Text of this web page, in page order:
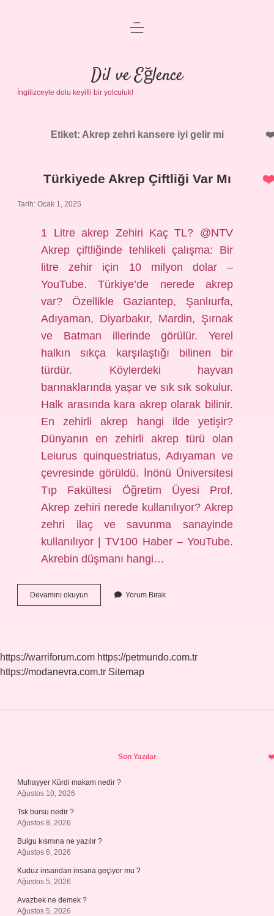
Anasayfa
Gizlilik Politikası
Yasal Uyarı
menüyü
Dil ve Eğlence
İngilizceyle dolu keyifli bir yolculuk!
Etiket: Akrep zehri kansere iyi gelir mi
Türkiyede Akrep Çiftliği Var Mı
Tarih: Ocak 1, 2025
1 Litre akrep Zehiri Kaç TL? @NTV
Akrep çiftliğinde tehlikeli çalışma: Bir
litre zehir için 10 milyon dolar –
YouTube. Türkiye’de nerede akrep
var? Özellikle Gaziantep, Şanlıurfa,
Adıyaman, Diyarbakır, Mardin, Şırnak
ve Batman illerinde görülür. Yerel
halkın sıkça karşılaştığı bilinen bir
türdür. Köylerdeki hayvan
barınaklarında yaşar ve sık sık sokulur.
Halk arasında kara akrep olarak bilinir.
En zehirli akrep hangi ilde yetişir?
Dünyanın en zehirli akrep türü olan
Leiurus quinquestriatus, Adıyaman ve
çevresinde görüldü. İnönü Üniversitesi
Tıp Fakültesi Öğretim Üyesi Prof.
Akrep zehiri nerede kullanılıyor? Akrep
zehri ilaç ve savunma sanayinde
kullanılıyor | TV100 Haber – YouTube.
Akrebin düşmanı hangi…
Devamını okuyun Türkiyede
Akrep
Yorum Bırak
https://warriforum.com https://petmundo.com.tr
https://modanevra.com.tr Sitemap
Son Yazılar
Muhayyer Kürdi makam nedir ?
Ağustos 10, 2026
Tsk bursu nedir ?
Ağustos 8, 2026
Bulgu kısmına ne yazılır ?
Ağustos 6, 2026
Kuduz insandan insana geçiyor mu ?
Ağustos 5, 2026
Avazbek ne demek ?
Ağustos 5, 2026